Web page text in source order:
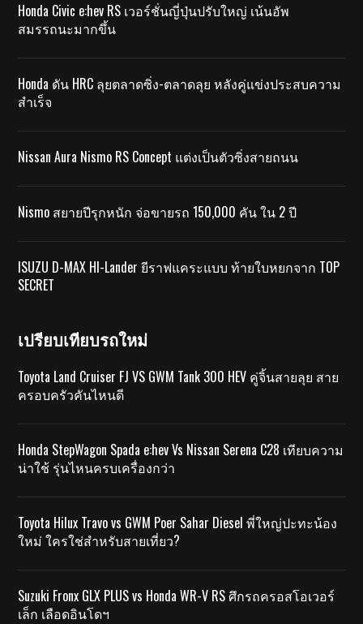
Honda Civic e:hev RS เวอร์ชั่นญี่ปุ่นปรับใหญ่ เน้นอัพ
สมรรถนะมากขึ้น
Honda ดัน HRC ลุยตลาดซิ่ง-ตลาดลุย หลังคู่แข่งประสบความ
สำเร็จ
Nissan Aura Nismo RS Concept แต่งเป็นตัวซิ่งสายถนน
Nismo สยายปีรุกหนัก จ่อขายรถ 150,000 คัน ใน 2 ปี
ISUZU D-MAX HI-Lander ยีราฟแคระแบบ ท้ายใบหยกจาก TOP
SECRET
เปรียบเทียบรถใหม่
Toyota Land Cruiser FJ VS GWM Tank 300 HEV คู่จิ้นสายลุย สาย
ครอบครัวคันไหนดี
Honda StepWagon Spada e:hev Vs Nissan Serena C28 เทียบความ
น่าใช้ รุ่นไหนครบเครื่องกว่า
Toyota Hilux Travo vs GWM Poer Sahar Diesel พี่ใหญ่ปะทะน้อง
ใหม่ ใครใช่สำหรับสายเที่ยว?
Suzuki Fronx GLX PLUS vs Honda WR-V RS ศึกรถครอสโอเวอร์
เล็ก เลือดอินโดฯ